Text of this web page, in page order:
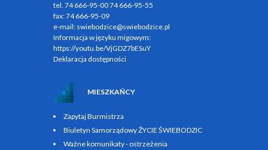
tel. 74 666-95-0074 666-95-55
fax:74 666-95-09
e-mail: swiebodzice@swiebodzice.pl
Informacja w języku migowym:
https://youtu.be/VjGDZ7bESuY
Deklaracja dostępności
MIESZKAŃCY
Zapytaj Burmistrza
Biuletyn Samorządowy ŻYCIE ŚWIEBODZIC
Ważne komunikaty - ostrzeżenia